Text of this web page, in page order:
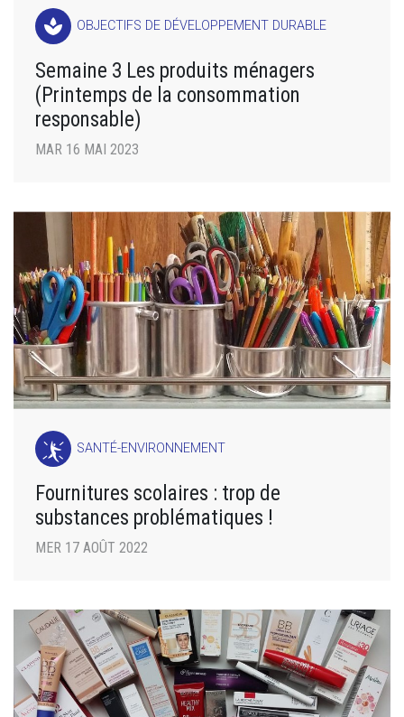
spa OBJECTIFS DE DÉVELOPPEMENT DURABLE
Semaine 3 Les produits ménagers
(Printemps de la consommation
responsable)
MAR 16 MAI 2023
SANTÉ-ENVIRONNEMENT
Fournitures scolaires : trop de
substances problématiques !
MER 17 AOÛT 2022